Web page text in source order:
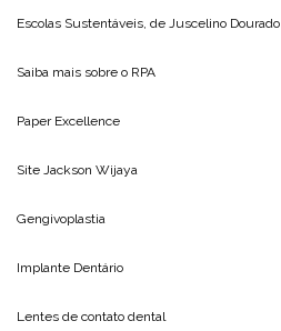
Escolas Sustentáveis, de Juscelino Dourado
Saiba mais sobre o RPA
Paper Excellence
Site Jackson Wijaya
Gengivoplastia
Implante Dentário
Lentes de contato dental